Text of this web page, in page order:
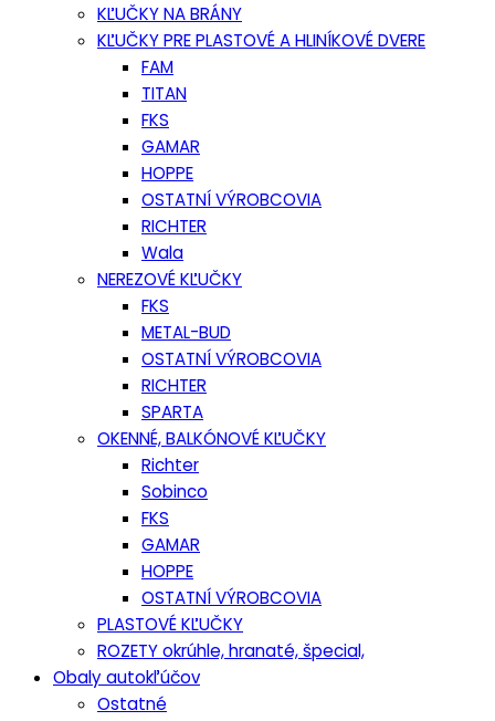
KĽUČKY NA BRÁNY
KĽUČKY PRE PLASTOVÉ A HLINÍKOVÉ DVERE
FAM
TITAN
FKS
GAMAR
HOPPE
OSTATNÍ VÝROBCOVIA
RICHTER
Wala
NEREZOVÉ KĽUČKY
FKS
METAL-BUD
OSTATNÍ VÝROBCOVIA
RICHTER
SPARTA
OKENNÉ, BALKÓNOVÉ KĽUČKY
Richter
Sobinco
FKS
GAMAR
HOPPE
OSTATNÍ VÝROBCOVIA
PLASTOVÉ KĽUČKY
ROZETY okrúhle, hranaté, špecial,
Obaly autokľúčov
Ostatné